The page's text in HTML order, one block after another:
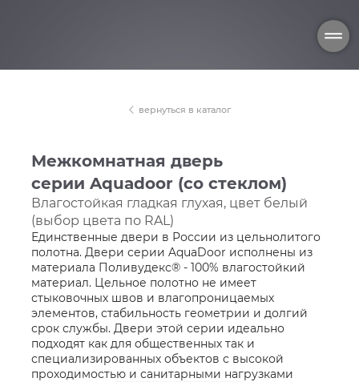
вернуться в каталог
Межкомнатная дверь
серии Aquadoor (со стеклом)
Влагостойкая гладкая глухая, цвет белый
(выбор цвета по RAL)
Единственные двери в России из цельнолитого
полотна. Двери серии AquaDoor исполнены из
материала Поливудекс® - 100% влагостойкий
материал. Цельное полотно не имеет
стыковочных швов и влагопроницаемых
элементов, стабильность геометрии и долгий
срок службы. Двери этой серии идеально
подходят как для общественных так и
специализированных объектов с высокой
проходимостью и санитарными нагрузками